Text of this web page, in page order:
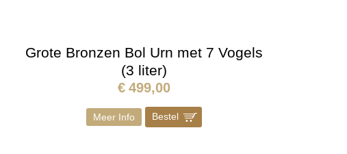
Grote Bronzen Bol Urn met 7 Vogels
(3 liter)
€ 499,00
Meer Info Bestel ]